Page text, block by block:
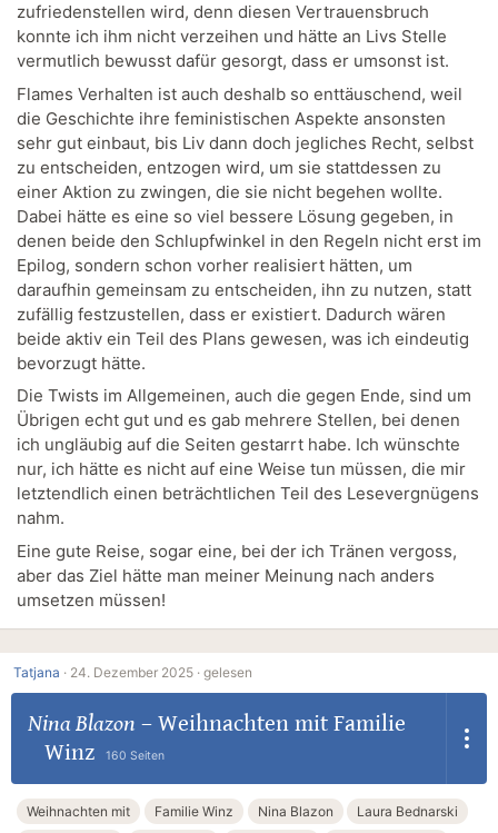
zufriedenstellen wird, denn diesen Vertrauensbruch
konnte ich ihm nicht verzeihen und hätte an Livs Stelle
vermutlich bewusst dafür gesorgt, dass er umsonst ist.
Flames Verhalten ist auch deshalb so enttäuschend, weil
die Geschichte ihre feministischen Aspekte ansonsten
sehr gut einbaut, bis Liv dann doch jegliches Recht, selbst
zu entscheiden, entzogen wird, um sie stattdessen zu
einer Aktion zu zwingen, die sie nicht begehen wollte.
Dabei hätte es eine so viel bessere Lösung gegeben, in
denen beide den Schlupfwinkel in den Regeln nicht erst im
Epilog, sondern schon vorher realisiert hätten, um
daraufhin gemeinsam zu entscheiden, ihn zu nutzen, statt
zufällig festzustellen, dass er existiert. Dadurch wären
beide aktiv ein Teil des Plans gewesen, was ich eindeutig
bevorzugt hätte.
Die Twists im Allgemeinen, auch die gegen Ende, sind um
Übrigen echt gut und es gab mehrere Stellen, bei denen
ich ungläubig auf die Seiten gestarrt habe. Ich wünschte
nur, ich hätte es nicht auf eine Weise tun müssen, die mir
letztendlich einen beträchtlichen Teil des Lesevergnügens
nahm.
Eine gute Reise, sogar eine, bei der ich Tränen vergoss,
aber das Ziel hätte man meiner Meinung nach anders
umsetzen müssen!
Tatjana · 24. Dezember 2025 · gelesen
Nina Blazon – Weihnachten mit Familie
Winz
160 Seiten
Weihnachten mit Familie Winz Nina Blazon
Laura Bednarski